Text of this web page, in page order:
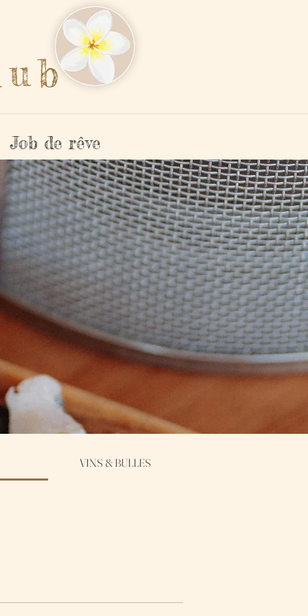
Job de rêve
VINS & BULLES